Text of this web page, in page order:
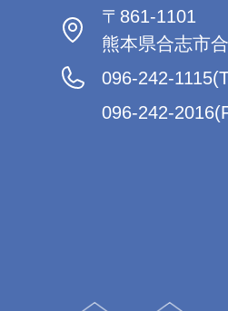
〒861-1101
熊本県合志市
096-242-
096-242-